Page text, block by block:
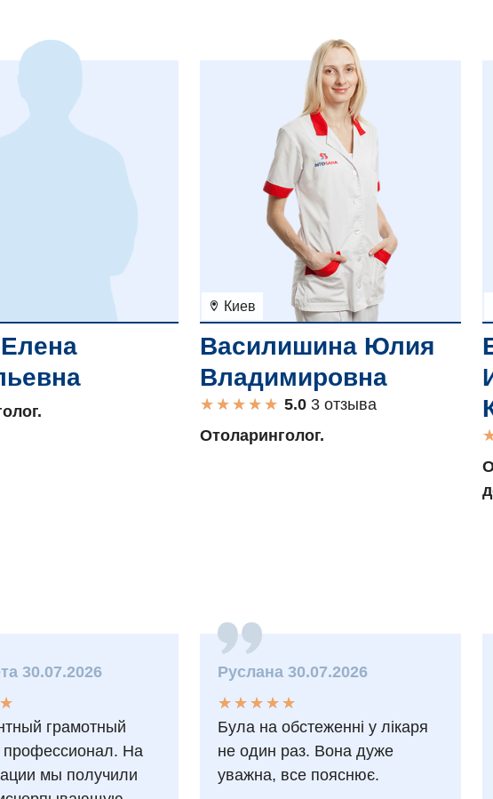
Киев
Василишина Юлия
Владимировна
★
★
★
★
★
★ ★ ★ ★ ★
3 отзыва
Отоларинголог.
30.07.2026
★
★
грамотный
профессионал. На
мы получили
Руслана 30.07.2026
★
★
★
★
★
★ ★ ★ ★ ★
Була на обстеженні у лікаря
не один раз. Вона дуже
уважна, все пояснює.